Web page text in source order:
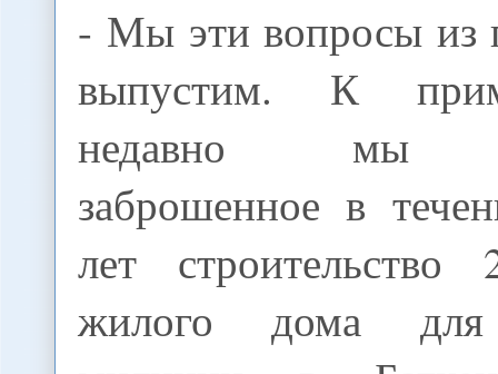
- Мы эти вопросы из
выпустим. К
недавно мы
заброшенное в
лет строительство
жилого дома для